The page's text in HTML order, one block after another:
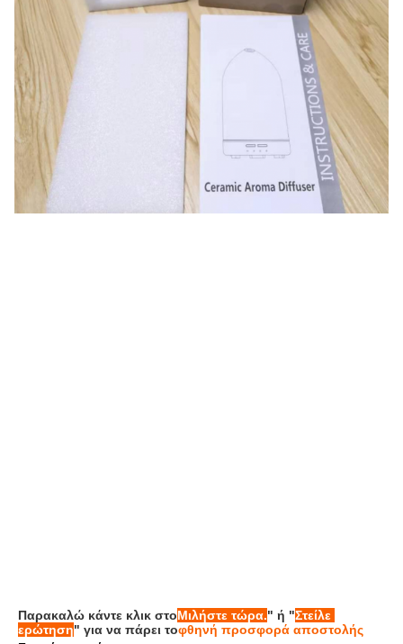
Παρακαλώ κάντε κλικ στοΜιλήστε τώρα." ή "Στείλε
ερώτηση" για να πάρει τοφθηνή προσφορά αποστολής